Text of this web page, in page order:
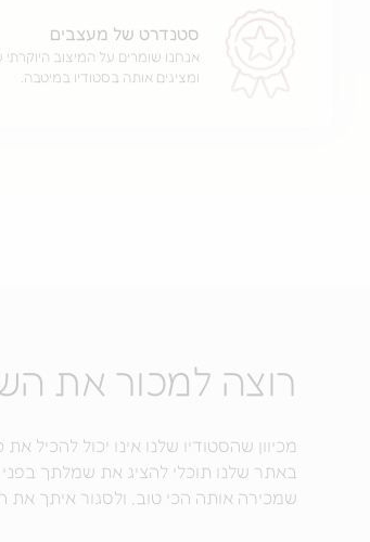
סטנדרט של מעצבים
אנחנו שומרים על המיצוב
ומציגים אותה בסטודיו במיטבה.
רוצה למכור את
מכיוון שהסטודיו שלנו אינו יכול
באתר שלנו תוכלי להציג את שמלתך
שמכירה אותה הכי טוב, ולסגור איתך את